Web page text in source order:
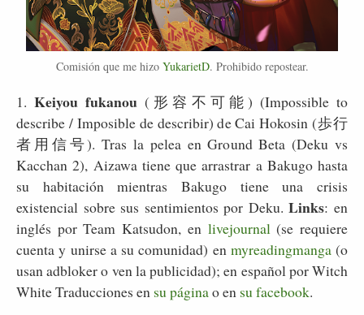
Comisión que me hizo YukarietD. Prohibido repostear.
1.Keiyou fukanou(形容不可能) (Impossible to
describe / Imposible de describir) de Cai Hokosin (歩行
者用信号). Tras la pelea en Ground Beta (Deku vs
Kacchan 2), Aizawa tiene que arrastrar a Bakugo hasta
su habitación mientras Bakugo tiene una crisis
existencial sobre sus sentimientos por Deku.Links: en
inglés por Team Katsudon, en livejournal(se requiere
cuenta y unirse a su comunidad) en myreadingmanga(o
usan adbloker o ven la publicidad); en español por Witch
White Traducciones en su páginao en su facebook.